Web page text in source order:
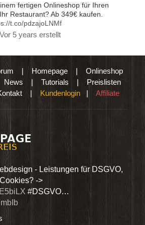
fertigen Onlineshop für Ihren
Restaurant? Ab 349€ kaufen.
t.co/pdzajoLNMf
Vor 5 years erstellt
| Homepage| Onlineshop
News | Tutorials | Preislisten
| Kundenlogin | Affiliate
- Leistungen für DSGVO,
->
#DSGVO…